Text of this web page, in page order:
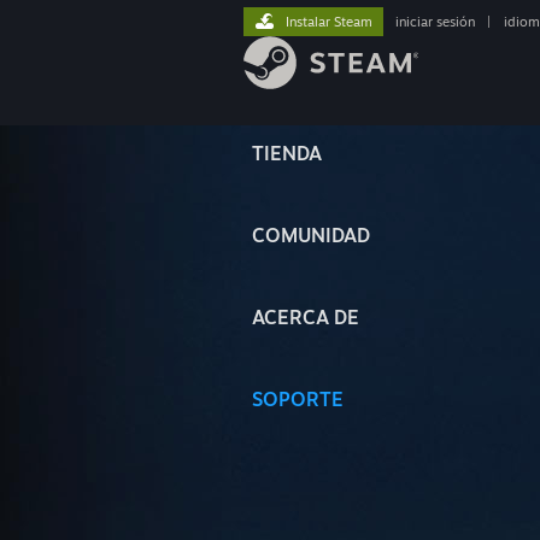
TIENDA
COMUNIDAD
ACERCA DE
SOPORTE
Instalar Steam iniciar sesión